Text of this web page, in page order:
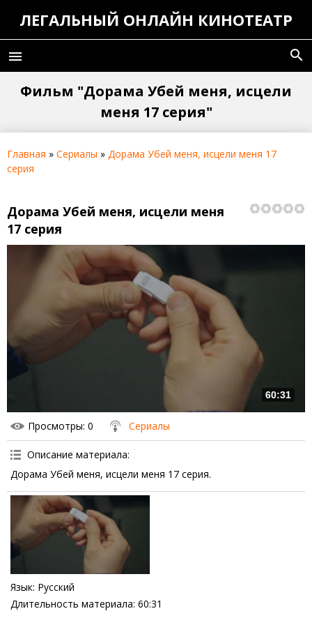
ЛЕГАЛЬНЫЙ ОНЛАЙН КИНОТЕАТР
menu search
Фильм "Дорама Убей меня, исцели
меня 17 серия"
Главная » Сериалы » Дорама Убей меня, исцели меня 17
серия
Дорама Убей меня, исцели меня
17 серия
60:31
Просмотры: 0 Сериалы
Описание материала:
Дорама Убей меня, исцели меня 17 серия.
Язык: Русский
Длительность материала: 60:31